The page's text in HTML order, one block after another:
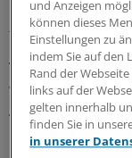
Prozent
würden Rx-Boni,
Anspruch
und Anzeigen
können dieses
Einstellungen zu
indem Sie auf den
Rand der
links auf der
gelten innerhalb
finden Sie in
in unserer